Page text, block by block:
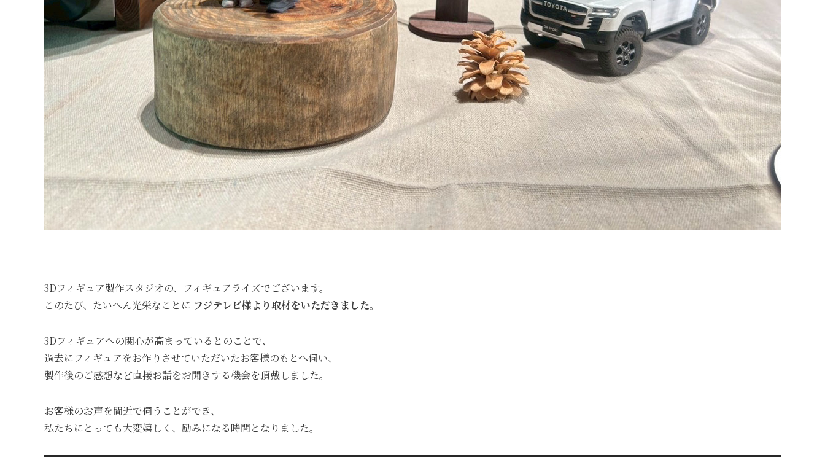
3Dフィギュア製作スタジオの、フィギュアライズでございます。
このたび、たいへん光栄なことに フジテレビ様より取材をいただきました。
3Dフィギュアへの関心が高まっているとのことで、
過去にフィギュアをお作りさせていただいたお客様のもとへ伺い、
製作後のご感想など直接お話をお聞きする機会を頂戴しました。
お客様のお声を間近で伺うことができ、
私たちにとっても大変嬉しく、励みになる時間となりました。